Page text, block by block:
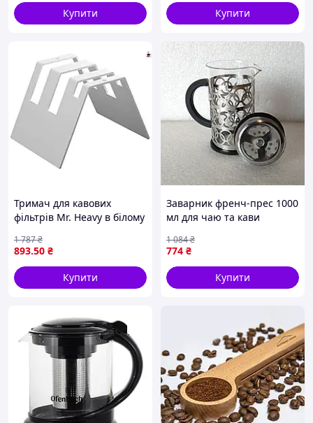
Купити
Купити
Тримач для кавових
фільтрів Mr. Heavy в білому
приготування кави
893.50 ₴
1 787₴
Купити
Заварник френч-прес 1000
мл для чаю та кави
Bohmann FK-8380
774 ₴
1 084₴
Купити